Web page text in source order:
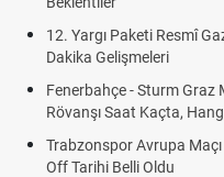
12. Yargı Paketi Resmî
Dakika Gelişmeleri
Fenerbahçe - Sturm Graz
Rövanşı Saat Kaçta,
Trabzonspor Avrupa
Off Tarihi Belli Oldu